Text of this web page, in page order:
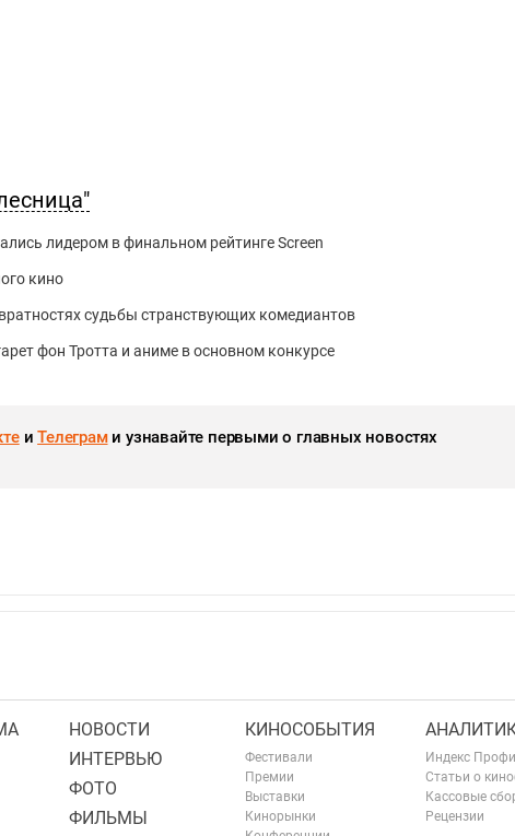
лидером в финальном рейтинге Screen
кино
судьбы странствующих комедиантов
фон Тротта и аниме в основном конкурсе
иТелеграми узнавайте первыми о главных новостях
НОВОСТИ
ИНТЕРВЬЮ
ФОТО
ФИЛЬМЫ
КИНОСОБЫТИЯ
Фестивали
Премии
Выставки
Кинорынки
Индекс
Статьи о
Кассовые
Рецензии